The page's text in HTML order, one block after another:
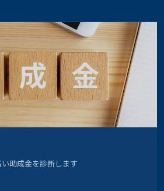
助成金を診断します